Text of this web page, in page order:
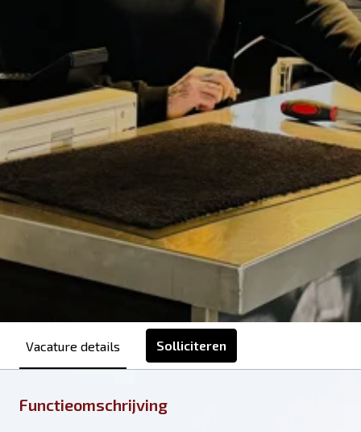
Vacature details Solliciteren
Functieomschrijving